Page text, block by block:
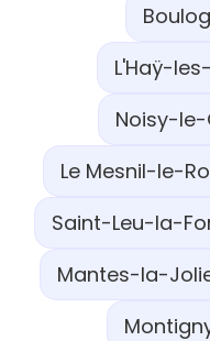
L'Haÿ-
Noisy-
Le Mesnil-le-
Saint-Leu-la-
Mantes-la-